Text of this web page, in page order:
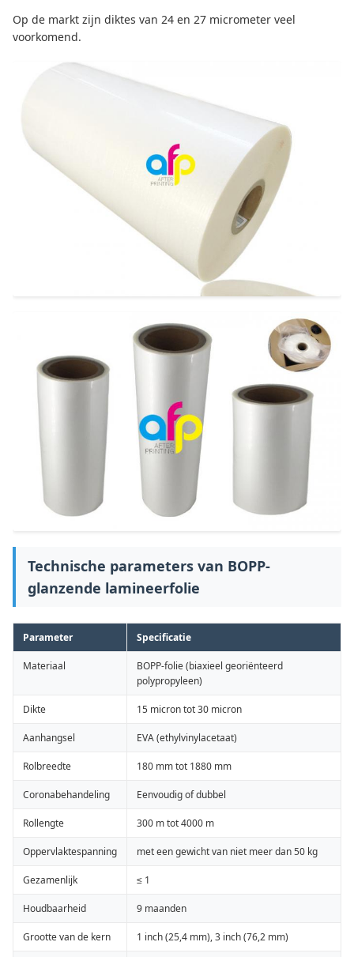
Op de markt zijn diktes van 24 en 27 micrometer veel
voorkomend.
Technische parameters van BOPP-
glanzende lamineerfolie
Parameter Specificatie
Materiaal
BOPP-folie (biaxieel georiënteerd
polypropyleen)
Dikte 15 micron tot 30 micron
Aanhangsel EVA (ethylvinylacetaat)
Rolbreedte 180 mm tot 1880 mm
Coronabehandeling Eenvoudig of dubbel
Rollengte 300 m tot 4000 m
Oppervlaktespanning met een gewicht van niet meer dan 50 kg
Gezamenlijk ≤ 1
Houdbaarheid 9 maanden
Grootte van de kern 1 inch (25,4 mm), 3 inch (76,2 mm)